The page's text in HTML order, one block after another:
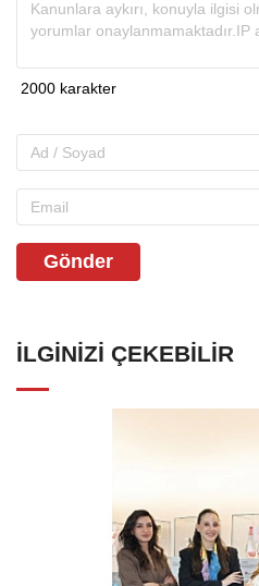
Gönder
İLGINIZI ÇEKEBILIR